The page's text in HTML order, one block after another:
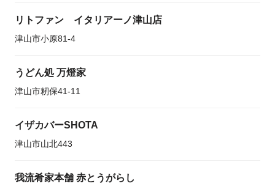
リトファン イタリアーノ津山店
津山市小原81-4
うどん処 万燈家
津山市籾保41-11
イザカバーSHOTA
津山市山北443
我流肴家本舗 赤とうがらし